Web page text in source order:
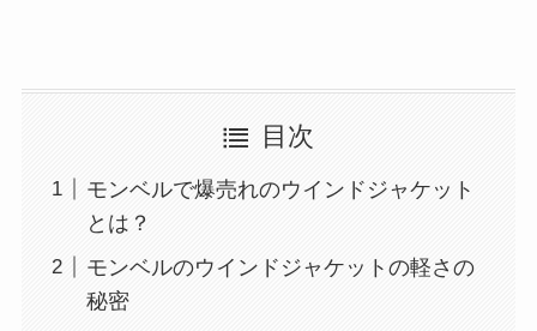
目次
モンベルで爆売れのウインドジャケット
とは？
モンベルのウインドジャケットの軽さの
秘密